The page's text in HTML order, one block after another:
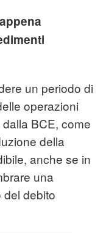
un periodo di
operazioni
BCE, come
della
anche se in
una
del debito